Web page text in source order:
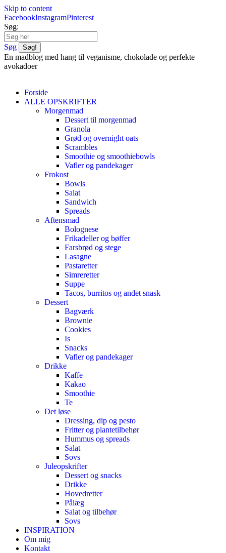
Skip to content
FacebookInstagramPinterest
Søg:
Søg
En madblog med hang til veganisme, chokolade og perfekte
avokadoer
Forside
ALLE OPSKRIFTER
Morgenmad
Dessert til morgenmad
Granola
Grød og overnight oats
Scrambles
Smoothie og smoothiebowls
Vafler og pandekager
Frokost
Bowls
Salat
Sandwich
Spreads
Aftensmad
Bolognese
Frikadeller og bøffer
Farsbrød og stege
Lasagne
Pastaretter
Simreretter
Suppe
Tacos, burritos og andet snask
Dessert
Bagværk
Brownie
Cookies
Is
Snacks
Vafler og pandekager
Drikke
Kaffe
Kakao
Smoothie
Te
Det løse
Dressing, dip og pesto
Fritter og plantetilbehør
Hummus og spreads
Salat
Sovs
Juleopskrifter
Dessert og snacks
Drikke
Hovedretter
Pålæg
Salat og tilbehør
Sovs
INSPIRATION
Om mig
Kontakt